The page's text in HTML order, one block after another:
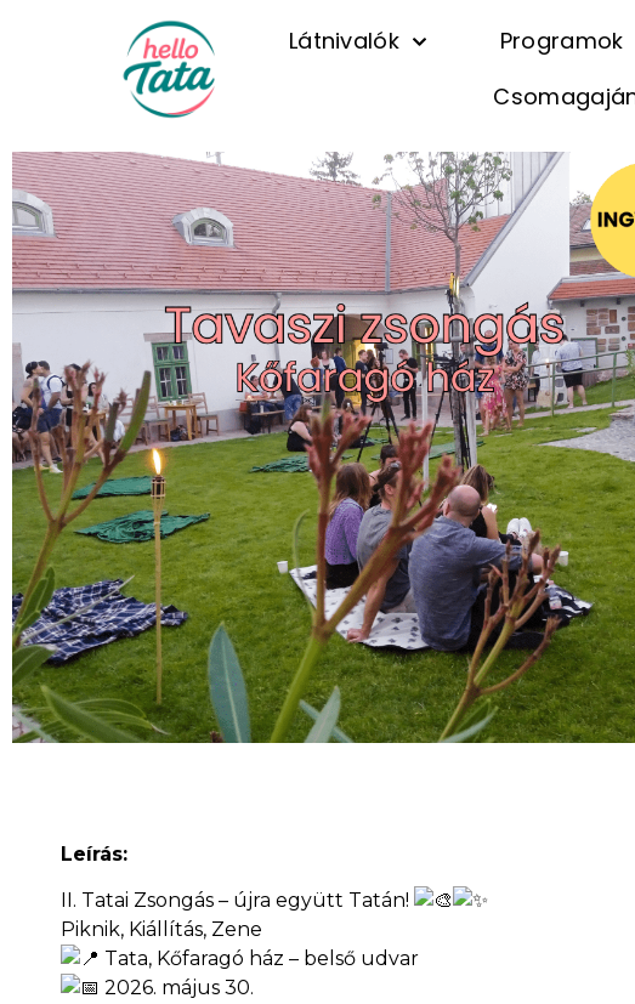
Látnivalók Programok
Leírás:
II. Tatai Zsongás – újra együtt Tatán!
Piknik, Kiállítás, Zene
Tata, Kőfaragó ház – belső udvar
2026. május 30.